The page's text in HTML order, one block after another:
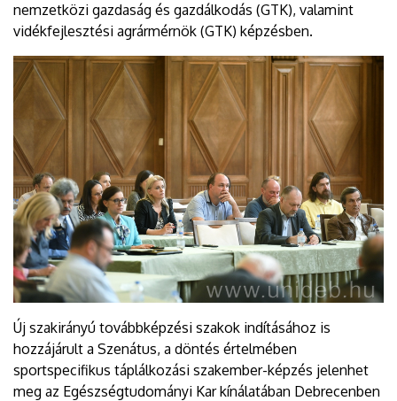
nemzetközi gazdaság és gazdálkodás (GTK), valamint
vidékfejlesztési agrármérnök (GTK) képzésben.
Új szakirányú továbbképzési szakok indításához is
hozzájárult a Szenátus, a döntés értelmében
sportspecifikus táplálkozási szakember-képzés jelenhet
meg az Egészségtudományi Kar kínálatában Debrecenben